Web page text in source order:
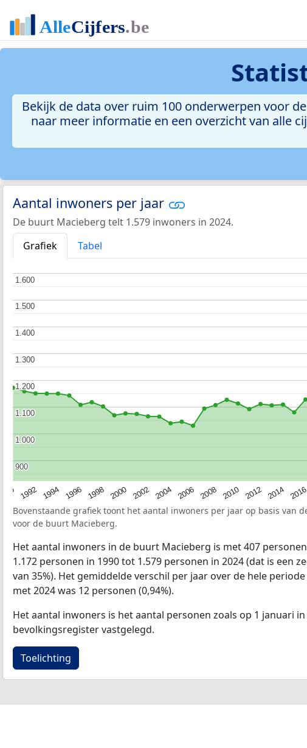
Bekijk de data over ruim 100 onderwerpen voor
naar meer informatie en een overzicht van alle
Aantal inwoners per jaar
De buurt Macieberg telt 1.579 inwoners in 2024.
Grafiek
Tabel
1992 1994 1996 1998 2000 2002 2004 2006 2008 2010 2012 2014 2016
900
900
1.000
1.000
1.100
1.100
1.200
1.200
1.300
1.300
1.400
1.400
1.500
1.500
1.600
1.600
Bovenstaande grafiek toont het aantal inwoners per jaar op basis van
voor de buurt Macieberg.
Het aantal inwoners in de buurt Macieberg is met 407
1.172 personen in 1990 tot 1.579 personen in 2024 (dat is een
van 35%). Het gemiddelde verschil per jaar over de hele
met 2024 was 12 personen (0,94%).
Het aantal inwoners is het aantal personen zoals op 1 januari
bevolkingsregister vastgelegd.
Toelichting